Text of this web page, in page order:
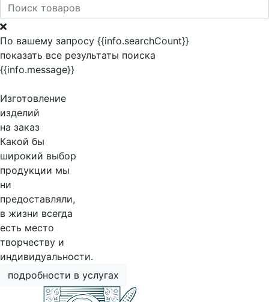
По вашему запросу {{info.searchCount}}
показать все результаты поиска
{{info.message}}
Изготовление
изделий
на заказ
Какой бы
широкий выбор
продукции мы
ни
предоставляли,
в жизни всегда
есть место
творчеству и
индивидуальности.
подробности в услугах